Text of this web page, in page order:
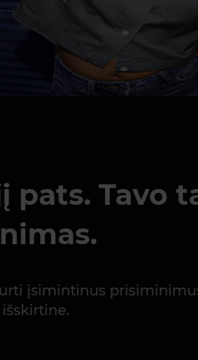
Tavo
įsimintinus